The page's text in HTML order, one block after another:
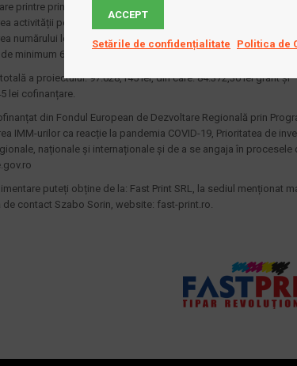
printre principalele rezultate, următoarele:
activității pe o perioadă de minim 6 luni,
numărului locurilor de muncă față de data depunerii cererii, pe
minimum 6 luni, la data acordării granturilor.
a proiectului: 97.028,145 lei, din care: 84.372,30 lei grant și
lei cofinanțare.
din Fondul European de Dezvoltare Regională prin
IMM-urilor ca reacție la pandemia COVID-19, Prioritatea de
naționale și internaționale și de a se angaja în procesele
puteți obține de la: Fast Print SRL, la sediul menționat
de contact Szabo Sorin, website: fast-print.ro.
ACCEPT
Setările de confidențialitate Politica de